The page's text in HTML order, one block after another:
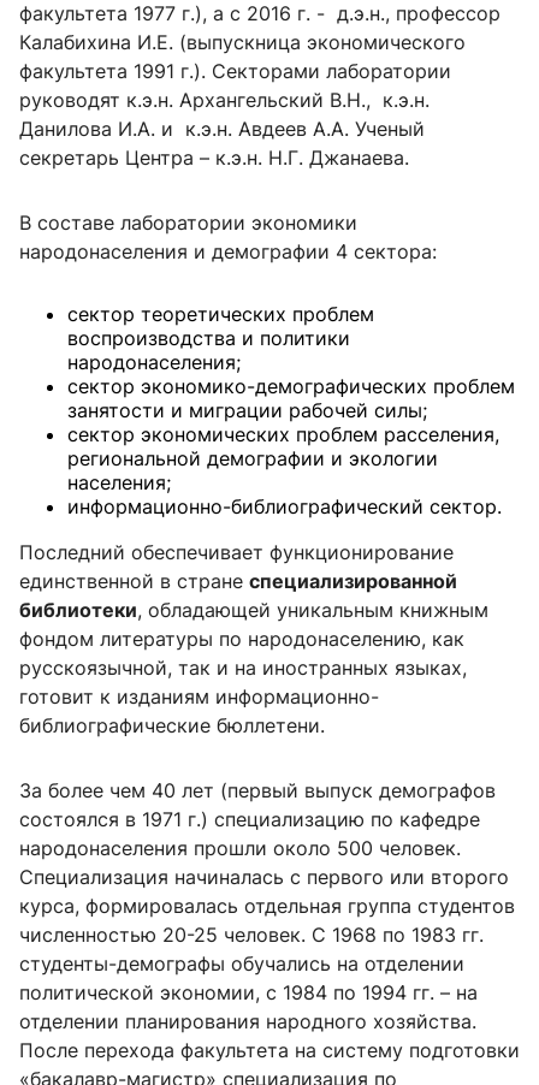
факультета 1977 г.), а с 2016 г. - д.э.н., профессор
Калабихина И.Е. (выпускница экономического
факультета 1991 г.). Секторами лаборатории
руководят к.э.н. Архангельский В.Н., к.э.н.
Данилова И.А. и к.э.н. Авдеев А.А. Ученый
секретарь Центра – к.э.н. Н.Г. Джанаева.
В составе лаборатории экономики
народонаселения и демографии 4 сектора:
сектор теоретических проблем
воспроизводства и политики
народонаселения;
сектор экономико-демографических проблем
занятости и миграции рабочей силы;
сектор экономических проблем расселения,
региональной демографии и экологии
населения;
информационно-библиографический сектор.
Последний обеспечивает функционирование
единственной в стране специализированной
библиотеки, обладающей уникальным книжным
фондом литературы по народонаселению, как
русскоязычной, так и на иностранных языках,
готовит к изданиям информационно-
библиографические бюллетени.
За более чем 40 лет (первый выпуск демографов
состоялся в 1971 г.) специализацию по кафедре
народонаселения прошли около 500 человек.
Специализация начиналась с первого или второго
курса, формировалась отдельная группа студентов
численностью 20-25 человек. С 1968 по 1983 гг.
студенты-демографы обучались на отделении
политической экономии, с 1984 по 1994 гг. – на
отделении планирования народного хозяйства.
После перехода факультета на систему подготовки
«бакалавр-магистр» специализация по